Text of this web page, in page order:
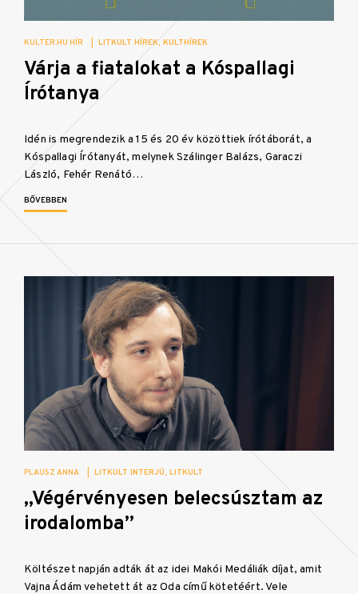
KULTER.HU HÍR LITKULT HÍREK KULTHÍREK
Várja a fiatalokat a Kóspallagi
Írótanya
Idén is megrendezik a 15 és 20 év közöttiek írótáborát, a
Kóspallagi Írótanyát, melynek Szálinger Balázs, Garaczi
László, Fehér Renátó…
BŐVEBBEN
PLAUSZ ANNA LITKULT INTERJÚ LITKULT
„Végérvényesen belecsúsztam az
irodalomba”
Költészet napján adták át az idei Makói Medáliák díjat, amit
Vajna Ádám vehetett át az Oda című kötetéért. Vele